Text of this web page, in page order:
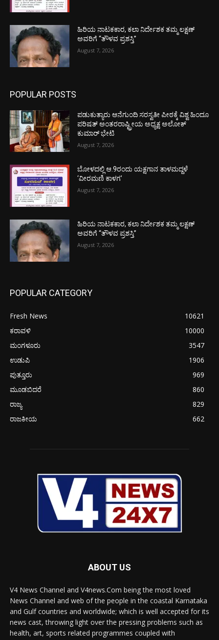
ಹಿರಿಯ ನಾಟಕಕಾರ, ಕಲಾ ನಿರ್ದೇಶಕ ತಮ್ಮ ಲಕ್ಷಣ್
ಅವರಿಗೆ “ತೌಳವ ಪ್ರಶಸ್ತಿ”
August 7, 2026
POPULAR POSTS
ಪಡುಕುತ್ಯಾರು ಆನೆಗುಂದಿ ಸರಸ್ವತೀ ಪೀಠಕ್ಕೆ ವಿಶ್ವ ಹಿಂದೂ
ಪರಿಷತ್ ಅಂತರರಾಷ್ಟ್ರೀಯ ಅಧ್ಯಕ್ಷ ಅಲೋಕ್
ಕುಮಾರ್ ಭೇಟಿ
August 7, 2026
ಬೋಳದಲ್ಲಿ ಆ.9ರಂದು ಯಕ್ಷಗಾನ ತಾಳಮದ್ದಳೆ
‘ವೀರಮಣಿ ಕಾಳಗ’
August 7, 2026
ಹಿರಿಯ ನಾಟಕಕಾರ, ಕಲಾ ನಿರ್ದೇಶಕ ತಮ್ಮ ಲಕ್ಷಣ್
ಅವರಿಗೆ “ತೌಳವ ಪ್ರಶಸ್ತಿ”
August 7, 2026
POPULAR CATEGORY
Fresh News
10621
ಕರಾವಳಿ
10000
ಮಂಗಳೂರು
3547
ಉಡುಪಿ
1906
ಪುತ್ತೂರು
969
ಮೂಡಬಿದರೆ
860
ರಾಜ್ಯ
829
ರಾಜಕೀಯ
662
ABOUT US
V4 News Channel and V4news.Com being the most loved
News Channel and web of the people in the coastal Karnataka
and Gulf countries and worldwide; which is well accepted for its
news cast, throwing light over the pressing problems such as
health, art, sports related programmes coupled with